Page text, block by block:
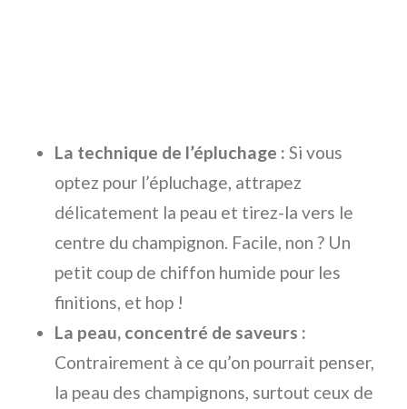
La technique de l’épluchage : Si vous
optez pour l’épluchage, attrapez
délicatement la peau et tirez-la vers le
centre du champignon. Facile, non ? Un
petit coup de chiffon humide pour les
finitions, et hop !
La peau, concentré de saveurs :
Contrairement à ce qu’on pourrait penser,
la peau des champignons, surtout ceux de